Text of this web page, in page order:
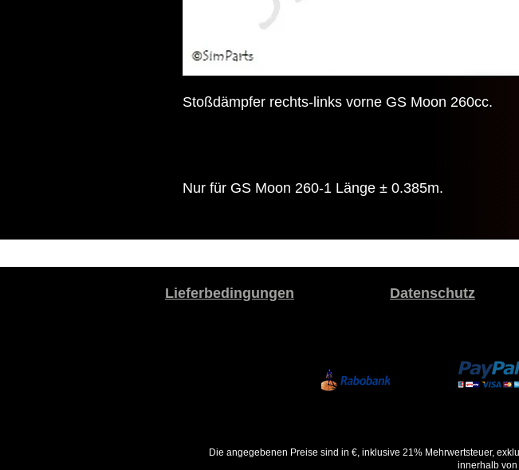
Stoßdämpfer rechts-links vorne GS Moon 260cc.
Nur für GS Moon 260-1 Länge ± 0.385m.
Lieferbedingungen Datenschutz
Die angegebenen Preise sind in €, inklusive 21% Mehrwertsteuer,
innerhalb von